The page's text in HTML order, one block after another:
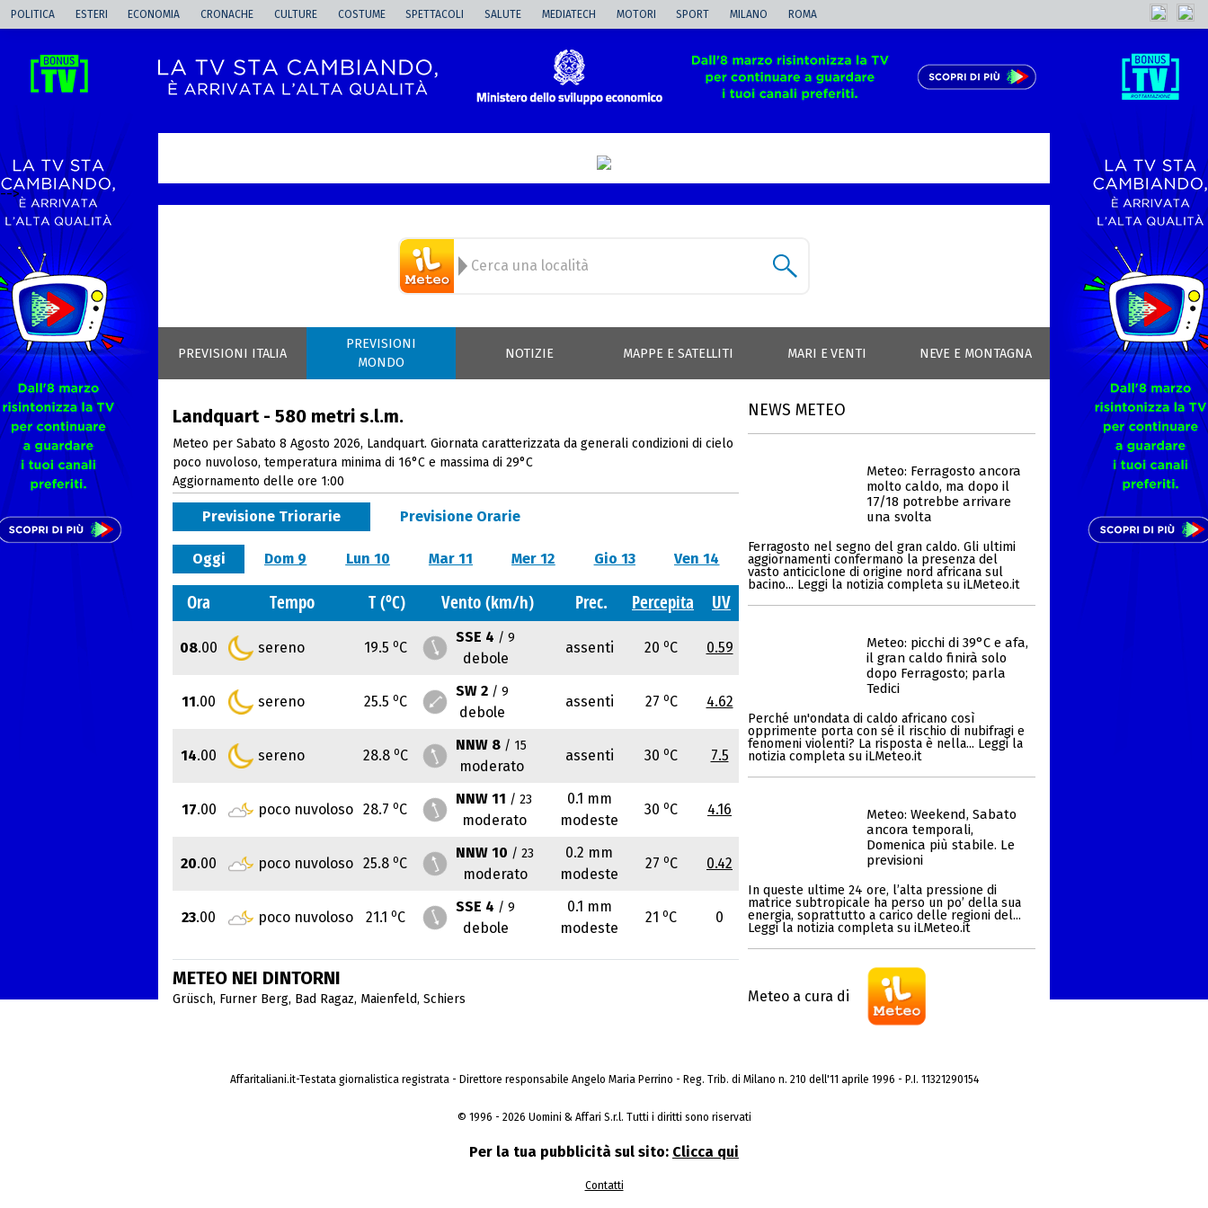
POLITICA ESTERI ECONOMIA CRONACHE CULTURE COSTUME SPETTACOLI SALUTE MEDIATECH MOTORI SPORT MILANO ROMA
-->
PREVISIONI ITALIA
PREVISIONI
MONDO
NOTIZIE MAPPE E SATELLITI MARI E VENTI NEVE E MONTAGNA
Landquart - 580 metri s.l.m.
Meteo per Sabato 8 Agosto 2026, Landquart. Giornata caratterizzata da generali condizioni di cielo
poco nuvoloso, temperatura minima di 16°C e massima di 29°C
Aggiornamento delle ore 1:00
Previsione Triorarie Previsione Orarie
Oggi Dom 9 Lun 10 Mar 11 Mer 12 Gio 13 Ven 14
Ora Tempo T (oC) Vento (km/h) Prec. Percepita UV
08.00 sereno 19.5 oC
SSE 4 / 9
debole
assenti 20 oC 0.59
11.00 sereno 25.5 oC
SW 2 / 9
debole
assenti 27 oC 4.62
14.00 sereno 28.8 oC
NNW 8 / 15
moderato
assenti 30 oC 7.5
17.00 poco nuvoloso 28.7 oC
NNW 11 / 23
moderato
0.1 mm
modeste
30 oC 4.16
20.00 poco nuvoloso 25.8 oC
NNW 10 / 23
moderato
0.2 mm
modeste
27 oC 0.42
23.00 poco nuvoloso 21.1 oC
SSE 4 / 9
debole
0.1 mm
modeste
21 oC 0
METEO NEI DINTORNI
Grüsch, Furner Berg, Bad Ragaz, Maienfeld, Schiers
NEWS METEO
Meteo: Ferragosto ancora
molto caldo, ma dopo il
17/18 potrebbe arrivare
una svolta
Ferragosto nel segno del gran caldo. Gli ultimi
aggiornamenti confermano la presenza del
vasto anticiclone di origine nord africana sul
bacino... Leggi la notizia completa su iLMeteo.it
Meteo: picchi di 39°C e afa,
il gran caldo finirà solo
dopo Ferragosto; parla
Tedici
Perché un'ondata di caldo africano così
opprimente porta con sé il rischio di nubifragi e
fenomeni violenti? La risposta è nella... Leggi la
notizia completa su iLMeteo.it
Meteo: Weekend, Sabato
ancora temporali,
Domenica più stabile. Le
previsioni
In queste ultime 24 ore, l’alta pressione di
matrice subtropicale ha perso un po’ della sua
energia, soprattutto a carico delle regioni del...
Leggi la notizia completa su iLMeteo.it
Meteo a cura di
Affaritaliani.it-Testata giornalistica registrata - Direttore responsabile Angelo Maria Perrino - Reg. Trib. di Milano n. 210 dell'11 aprile 1996 - P.I. 11321290154
© 1996 - 2026 Uomini & Affari S.r.l. Tutti i diritti sono riservati
Per la tua pubblicità sul sito: Clicca qui
Contatti